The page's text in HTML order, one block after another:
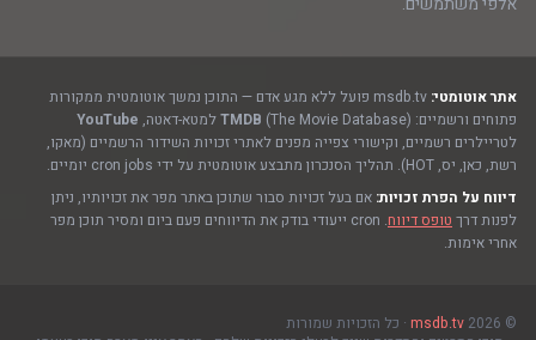
אתר אוטומטי:
msdb.tv פועל ללא מגע אדם — התוכן נמשך אוטומטית ממקורות
פתוחים ורשמיים:
TMDB (The Movie Database) למטא-דאטה,
YouTube
לטריילרים רשמיים, וקישורי צפייה מפנים לאתרי זכויות השידור הרשמיים (מאקו,
רשת, כאן, יס, HOT). תהליך הסנכרון מתבצע אוטומטית על ידי cron jobs יומיים.
דיווח על הפרת זכויות: אם בעל זכויות סבור שתוכן באתר מפר את זכויותיו, ניתן
לפנות דרך טופס דיווח
. cron ייעודי בודק את הדיווחים פעם ביום ומסיר תוכן מפר
אחרי אימות.
© 2026
msdb.tv · כל הזכויות שמורות